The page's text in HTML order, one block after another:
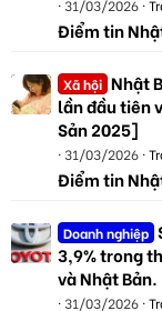
31/03/2026
Điểm tin
Xã hội Nhật
lần đầu tiên
Sản 2025]
31/03/2026
Điểm tin
Doanh nghiệp
3,9% trong
và Nhật Bản.
31/03/2026